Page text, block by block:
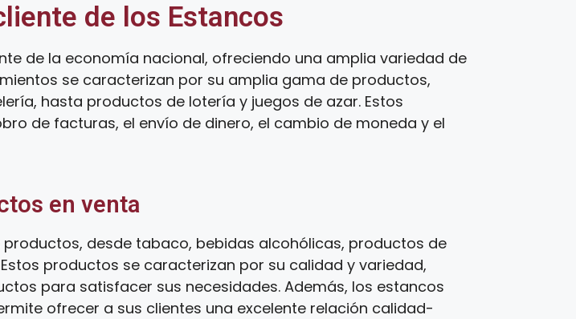
de los Estancos
de la economía nacional, ofreciendo una amplia variedad de
se caracterizan por su amplia gama de productos,
hasta productos de lotería y juegos de azar. Estos
de facturas, el envío de dinero, el cambio de moneda y el
en venta
desde tabaco, bebidas alcohólicas, productos de
productos se caracterizan por su calidad y variedad,
para satisfacer sus necesidades. Además, los estancos
ofrecer a sus clientes una excelente relación calidad-